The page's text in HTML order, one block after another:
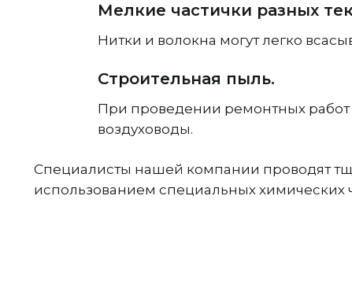
Мелкие частички разных
Нитки и волокна могут легко
Строительная пыль.
При проведении ремонтных работ
воздуховоды.
Специалисты нашей компании проводят
использованием специальных химических